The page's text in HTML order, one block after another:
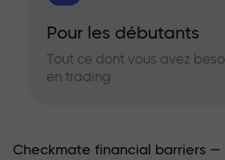
Pour les débutants
Tout ce dont vous avez
en trading
Checkmate financial barriers —